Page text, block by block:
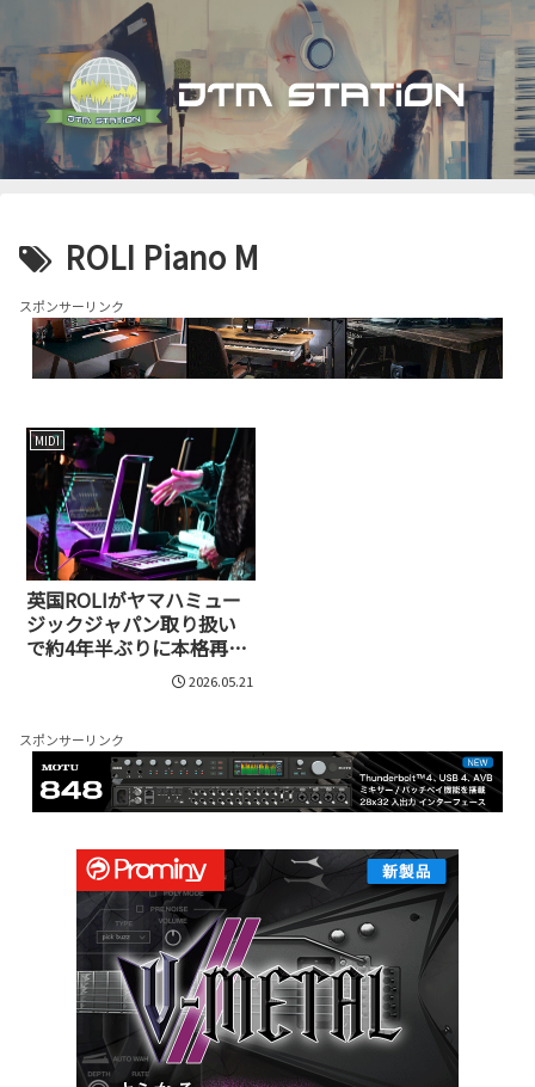
ROLI Piano M
スポンサーリンク
MIDI
英国ROLIがヤマハミュー
ジックジャパン取り扱い
で約4年半ぶりに本格再上
陸！手の動きで音を操る
Airwaveなど5機種が国内
2026.05.21
スポンサーリンク